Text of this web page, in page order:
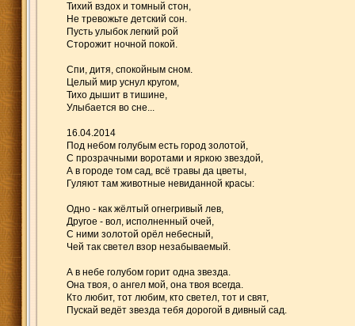
Тихий вздох и томный стон,
Не тревожьте детский сон.
Пусть улыбок легкий рой
Сторожит ночной покой.
Спи, дитя, спокойным сном.
Целый мир уснул кругом,
Тихо дышит в тишине,
Улыбается во сне...
16.04.2014
Под небом голубым есть город золотой,
С прозрачными воротами и яркою звездой,
А в городе том сад, всё травы да цветы,
Гуляют там животные невиданной красы:
Одно - как жёлтый огнегривый лев,
Другое - вол, исполненный очей,
С ними золотой орёл небесный,
Чей так светел взор незабываемый.
А в небе голубом горит одна звезда.
Она твоя, о ангел мой, она твоя всегда.
Кто любит, тот любим, кто светел, тот и свят,
Пускай ведёт звезда тебя дорогой в дивный сад.